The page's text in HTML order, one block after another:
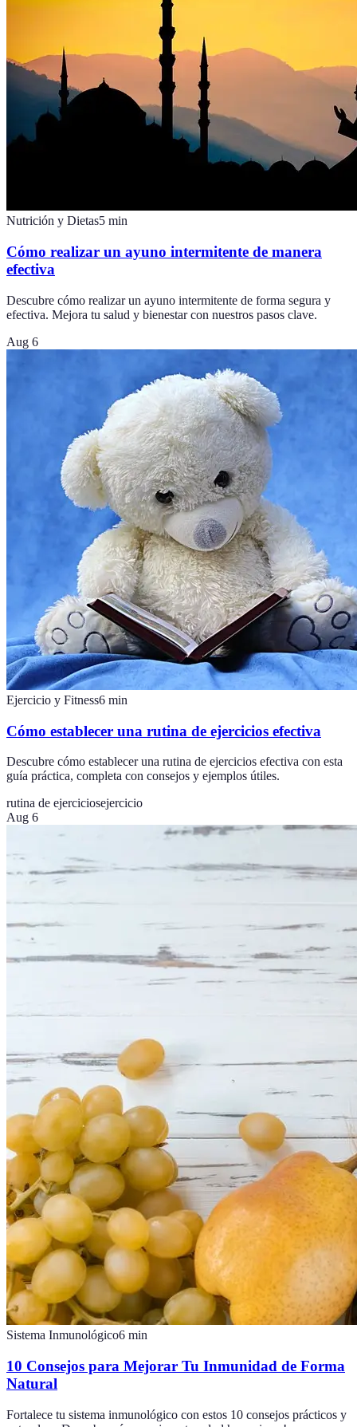
Nutrición y Dietas5 min
Cómo realizar un ayuno intermitente de manera
efectiva
Descubre cómo realizar un ayuno intermitente de forma segura y
efectiva. Mejora tu salud y bienestar con nuestros pasos clave.
Aug 6
Ejercicio y Fitness6 min
Cómo establecer una rutina de ejercicios efectiva
Descubre cómo establecer una rutina de ejercicios efectiva con esta
guía práctica, completa con consejos y ejemplos útiles.
rutina de ejerciciosejercicio
Aug 6
Sistema Inmunológico6 min
10 Consejos para Mejorar Tu Inmunidad de Forma
Natural
Fortalece tu sistema inmunológico con estos 10 consejos prácticos y